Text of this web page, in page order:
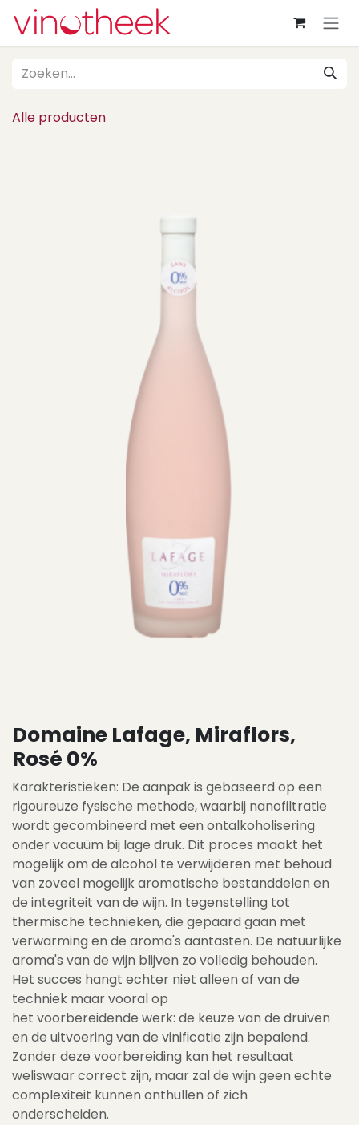
Overslaan naar inhoud
Alle producten
Domaine Lafage, Miraflors,
Rosé 0%
Karakteristieken: De aanpak is gebaseerd op een
rigoureuze fysische methode, waarbij nanofiltratie
wordt gecombineerd met een ontalkoholisering
onder vacuüm bij lage druk. Dit proces maakt het
mogelijk om de alcohol te verwijderen met behoud
van zoveel mogelijk aromatische bestanddelen en
de integriteit van de wijn. In tegenstelling tot
thermische technieken, die gepaard gaan met
verwarming en de aroma's aantasten. De natuurlijke
aroma's van de wijn blijven zo volledig behouden.
Het succes hangt echter niet alleen af van de
techniek maar vooral op
het voorbereidende werk: de keuze van de druiven
en de uitvoering van de vinificatie zijn bepalend.
Zonder deze voorbereiding kan het resultaat
weliswaar correct zijn, maar zal de wijn geen echte
complexiteit kunnen onthullen of zich
onderscheiden.